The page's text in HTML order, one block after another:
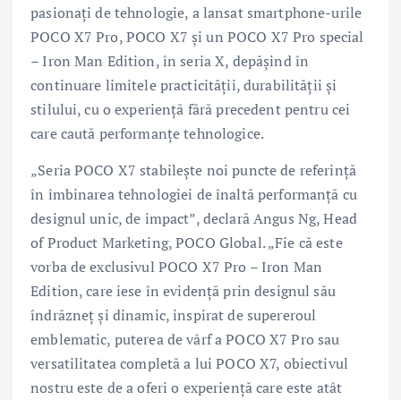
pasionați de tehnologie, a lansat smartphone-urile
POCO X7 Pro, POCO X7 și un POCO X7 Pro special
– Iron Man Edition, în seria X, depășind în
continuare limitele practicității, durabilității și
stilului, cu o experiență fără precedent pentru cei
care caută performanțe tehnologice.
„Seria POCO X7 stabilește noi puncte de referință
în îmbinarea tehnologiei de înaltă performanță cu
designul unic, de impact”, declară Angus Ng, Head
of Product Marketing, POCO Global. „Fie că este
vorba de exclusivul POCO X7 Pro – Iron Man
Edition, care iese în evidență prin designul său
îndrăzneț și dinamic, inspirat de supereroul
emblematic, puterea de vârf a POCO X7 Pro sau
versatilitatea completă a lui POCO X7, obiectivul
nostru este de a oferi o experiență care este atât